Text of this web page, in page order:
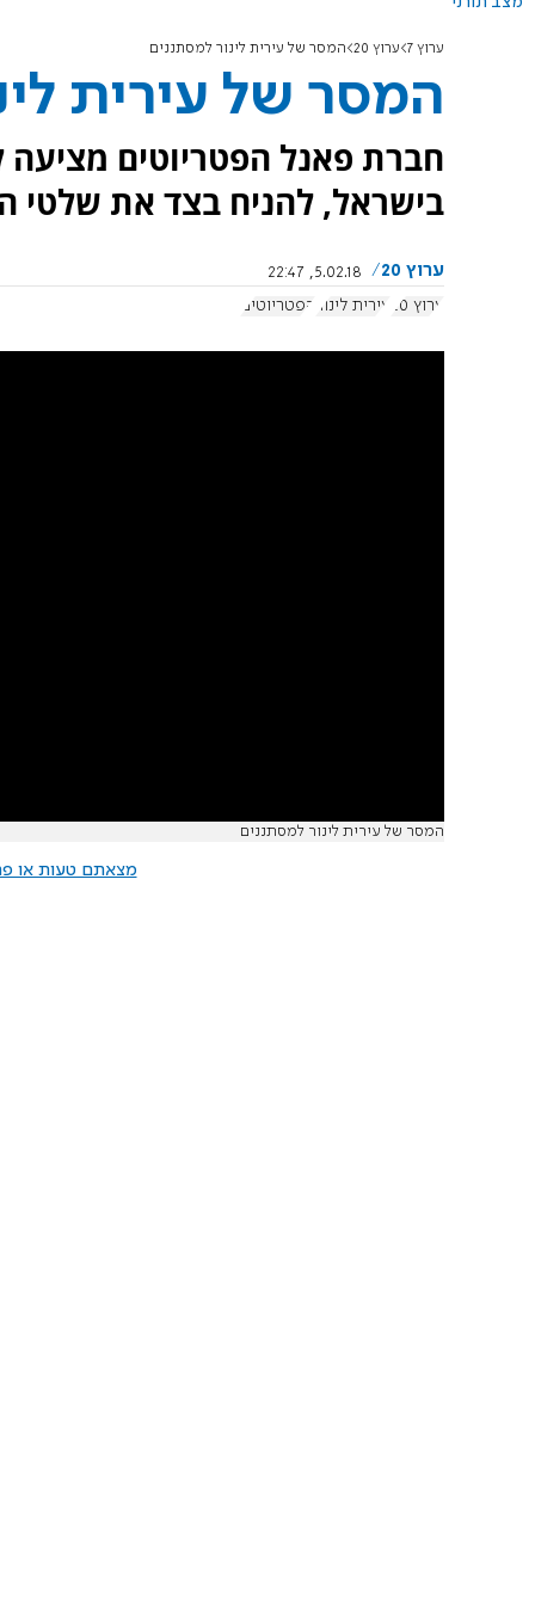
ערוץ 7 ערוץ 20 המסר של עירית לינור למסתננים
המסר של עירית
חברת פאנל הפטריוטים
בישראל, להניח בצד את שלטי
ערוץ 20
5.02.18, 22:47
ערוץ 20
עירית לינור הפטריוטים
המסר של עירית לינור למסתננים
מצאתם טעות או